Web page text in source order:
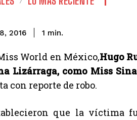
2016 1 min.
World en México,Hugo
Lizárraga, como Miss
con reporte de robo.
que la víctima